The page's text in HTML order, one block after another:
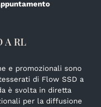
A RL
e promozionali sono
di Flow SSD a
è svolta in diretta
per la diffusione